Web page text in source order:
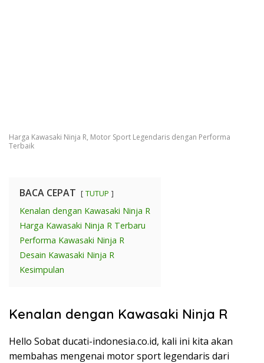
Harga Kawasaki Ninja R, Motor Sport Legendaris dengan Performa
Terbaik
BACA CEPAT TUTUP
Kenalan dengan Kawasaki Ninja R
Harga Kawasaki Ninja R Terbaru
Performa Kawasaki Ninja R
Desain Kawasaki Ninja R
Kesimpulan
Kenalan dengan Kawasaki Ninja R
Hello Sobat ducati-indonesia.co.id, kali ini kita akan
membahas mengenai motor sport legendaris dari